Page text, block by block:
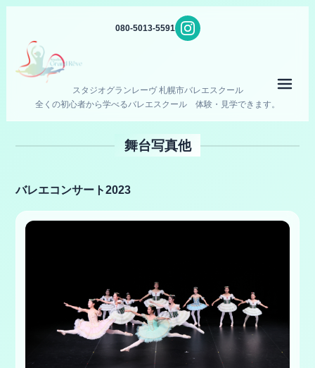
080-5013-5591
スタジオグランレーヴ 札幌市バレエスクール
全くの初心者から学べるバレエスクール 体験・見学できます。
舞台写真他
バレエコンサート2023